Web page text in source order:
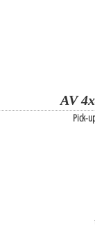
AV
Pick-